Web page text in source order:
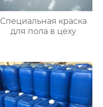
Специальная краска
для пола в цеху